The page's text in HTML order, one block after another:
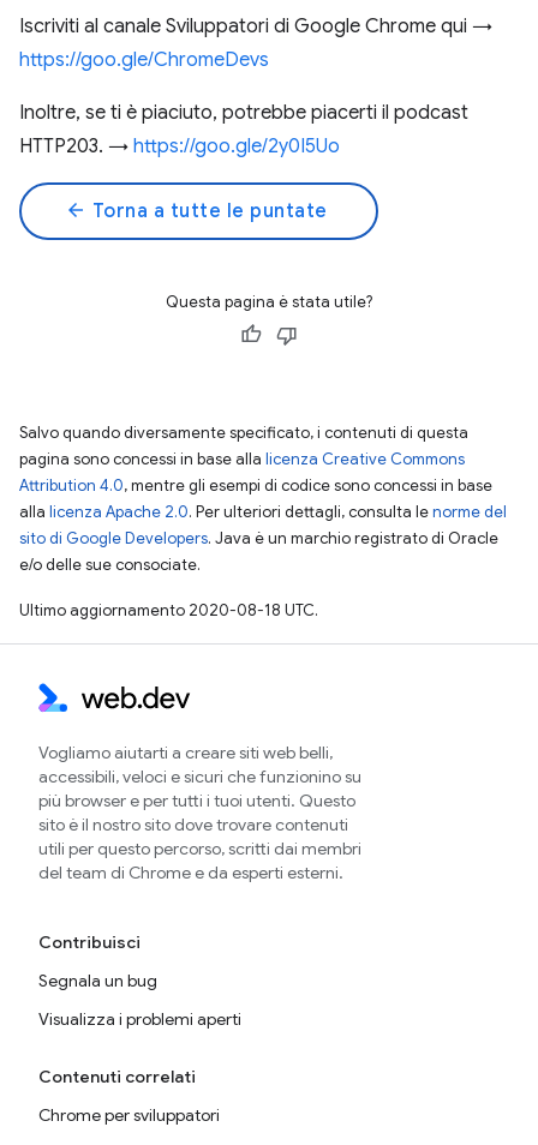
Iscriviti al canale Sviluppatori di Google Chrome qui →
https://goo.gle/ChromeDevs
Inoltre, se ti è piaciuto, potrebbe piacerti il podcast
HTTP203. → https://goo.gle/2y0I5Uo
arrow_back Torna a tutte le puntate
Questa pagina è stata utile?
Salvo quando diversamente specificato, i contenuti di questa
pagina sono concessi in base alla licenza Creative Commons
Attribution 4.0, mentre gli esempi di codice sono concessi in base
alla licenza Apache 2.0. Per ulteriori dettagli, consulta lenorme del
sito di Google Developers. Java è un marchio registrato di Oracle
e/o delle sue consociate.
Ultimo aggiornamento 2020-08-18 UTC.
Vogliamo aiutarti a creare siti web belli,
accessibili, veloci e sicuri che funzionino su
più browser e per tutti i tuoi utenti. Questo
sito è il nostro sito dove trovare contenuti
utili per questo percorso, scritti dai membri
del team di Chrome e da esperti esterni.
Contribuisci
Segnala un bug
Visualizza i problemi aperti
Contenuti correlati
Chrome per sviluppatori